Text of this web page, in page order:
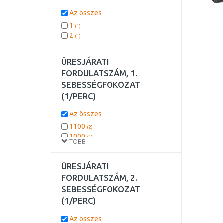
Az összes
1
(1)
2 (1)
ÜRESJÁRATI
FORDULATSZÁM, 1.
SEBESSÉGFOKOZAT
(1/PERC)
TÖBB
Az összes
1100 (2)
1000 (1)
1200
2500(1)
2600
2800(1)
3000 (1)
3400
4000(1)
ÜRESJÁRATI
FORDULATSZÁM, 2.
SEBESSÉGFOKOZAT
(1/PERC)
Az összes